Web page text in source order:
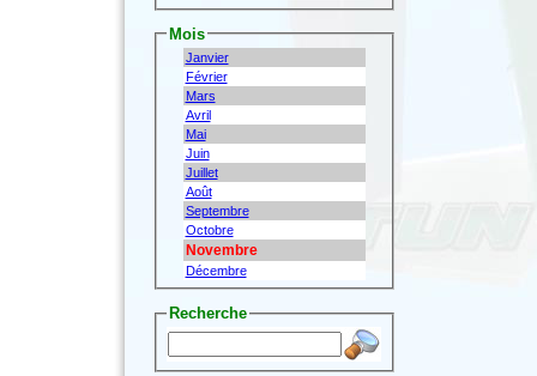
Mois
Janvier
Février
Mars
Avril
Mai
Juin
Juillet
Août
Septembre
Octobre
Novembre
Décembre
Recherche